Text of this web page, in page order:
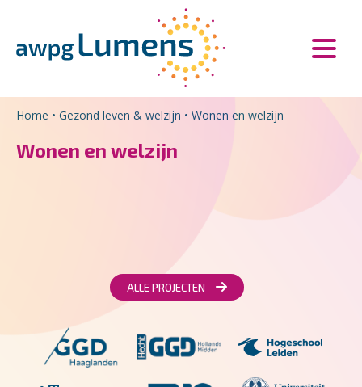
Home • Gezond leven & welzijn • Wonen en welzijn
Wonen en welzijn
ALLE PROJECTEN